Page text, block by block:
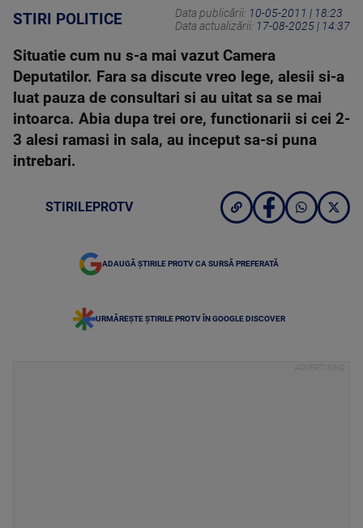
STIRI POLITICE Data publicării: 10-05-2011 | 18:23
Data actualizării: 17-08-2025 | 14:37
Situatie cum nu s-a mai vazut Camera
Deputatilor. Fara sa discute vreo lege, alesii si-a
luat pauza de consultari si au uitat sa se mai
intoarca. Abia dupa trei ore, functionarii si cei 2-
3 alesi ramasi in sala, au inceput sa-si puna
intrebari.
STIRILEPROTV
ADAUGĂ ȘTIRILE PROTV CA SURSĂ PREFERATĂ
URMĂREȘTE ȘTIRILE PROTV ÎN GOOGLE DISCOVER